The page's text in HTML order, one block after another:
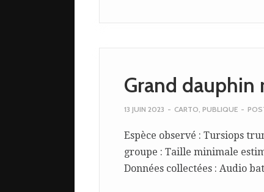
Grand dauphin
13 JUIN 2023 - CARTO, PUBLIQUE -
Espèce observé : Tursiops
groupe : Taille minimale
Données collectées : Audio